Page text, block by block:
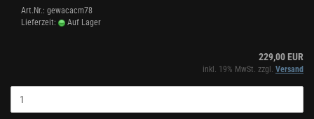
Art.Nr.: gewacacm78
Lieferzeit:
Auf Lager
229,00 EUR
inkl. 19% MwSt. zzgl. Versand